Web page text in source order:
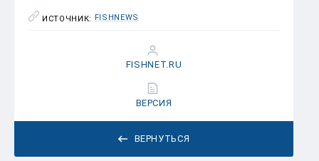
ИСТОЧНИК: FISHNEWS
ВЕРНУТЬСЯ
FISHNET.RU
ВЕРСИЯ